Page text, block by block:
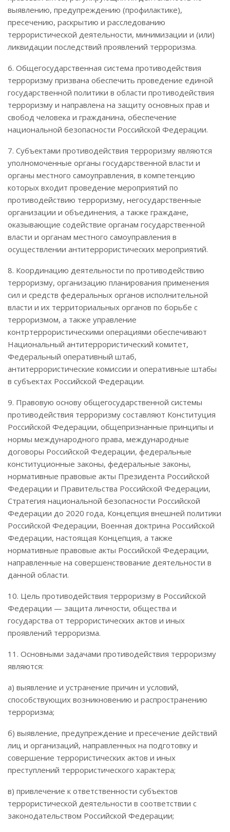
выявлению, предупреждению (профилактике),
пресечению, раскрытию и расследованию
террористической деятельности, минимизации и (или)
ликвидации последствий проявлений терроризма.
6. Общегосударственная система противодействия
терроризму призвана обеспечить проведение единой
государственной политики в области противодействия
терроризму и направлена на защиту основных прав и
свобод человека и гражданина, обеспечение
национальной безопасности Российской Федерации.
7. Субъектами противодействия терроризму являются
уполномоченные органы государственной власти и
органы местного самоуправления, в компетенцию
которых входит проведение мероприятий по
противодействию терроризму, негосударственные
организации и объединения, а также граждане,
оказывающие содействие органам государственной
власти и органам местного самоуправления в
осуществлении антитеррористических мероприятий.
8. Координацию деятельности по противодействию
терроризму, организацию планирования применения
сил и средств федеральных органов исполнительной
власти и их территориальных органов по борьбе с
терроризмом, а также управление
контртеррористическими операциями обеспечивают
Национальный антитеррористический комитет,
Федеральный оперативный штаб,
антитеррористические комиссии и оперативные штабы
в субъектах Российской Федерации.
9. Правовую основу общегосударственной системы
противодействия терроризму составляют Конституция
Российской Федерации, общепризнанные принципы и
нормы международного права, международные
договоры Российской Федерации, федеральные
конституционные законы, федеральные законы,
нормативные правовые акты Президента Российской
Федерации и Правительства Российской Федерации,
Стратегия национальной безопасности Российской
Федерации до 2020 года, Концепция внешней политики
Российской Федерации, Военная доктрина Российской
Федерации, настоящая Концепция, а также
нормативные правовые акты Российской Федерации,
направленные на совершенствование деятельности в
данной области.
10. Цель противодействия терроризму в Российской
Федерации — защита личности, общества и
государства от террористических актов и иных
проявлений терроризма.
11. Основными задачами противодействия терроризму
являются:
а) выявление и устранение причин и условий,
способствующих возникновению и распространению
терроризма;
б) выявление, предупреждение и пресечение действий
лиц и организаций, направленных на подготовку и
совершение террористических актов и иных
преступлений террористического характера;
в) привлечение к ответственности субъектов
террористической деятельности в соответствии с
законодательством Российской Федерации;